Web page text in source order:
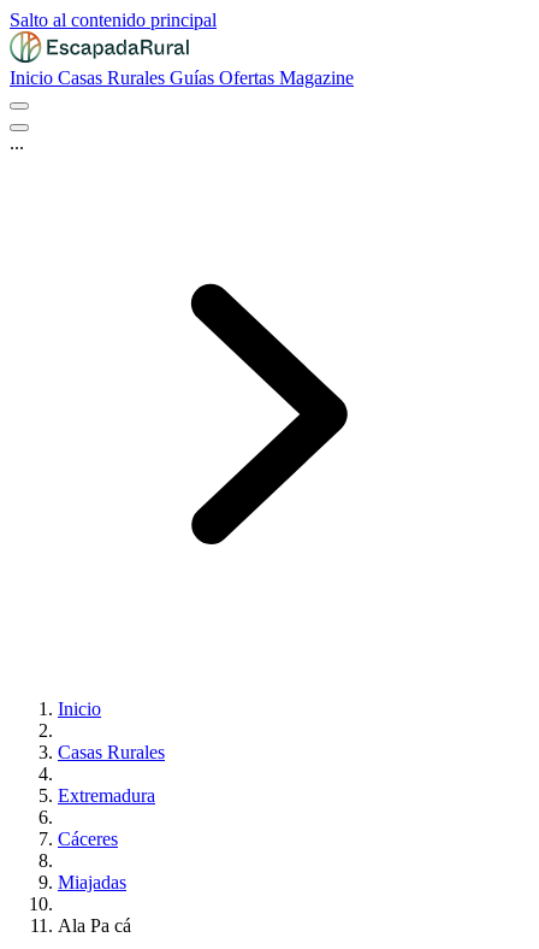
Salto al contenido principal
Inicio Casas Rurales Guías Ofertas Magazine
...
Inicio
Casas Rurales
Extremadura
Cáceres
Miajadas
Ala Pa cá